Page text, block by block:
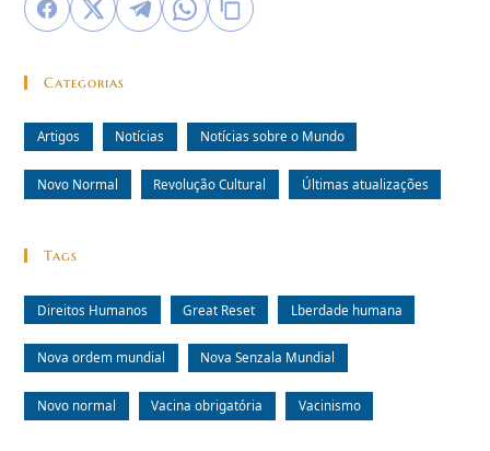
Categorias
Artigos Notícias Notícias sobre o Mundo
Novo Normal Revolução Cultural Últimas atualizações
Tags
Direitos Humanos Great Reset Lberdade humana
Nova ordem mundial Nova Senzala Mundial
Novo normal Vacina obrigatória Vacinismo